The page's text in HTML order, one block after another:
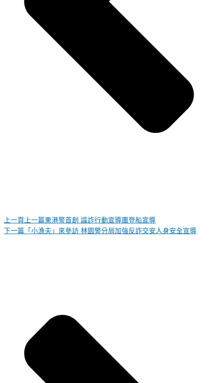
上一頁 上一篇東港警首創 識詐行動宣導團登船宣導
下一篇 「小漁夫」來參訪 林園警分局加強反詐交安人身安全宣導